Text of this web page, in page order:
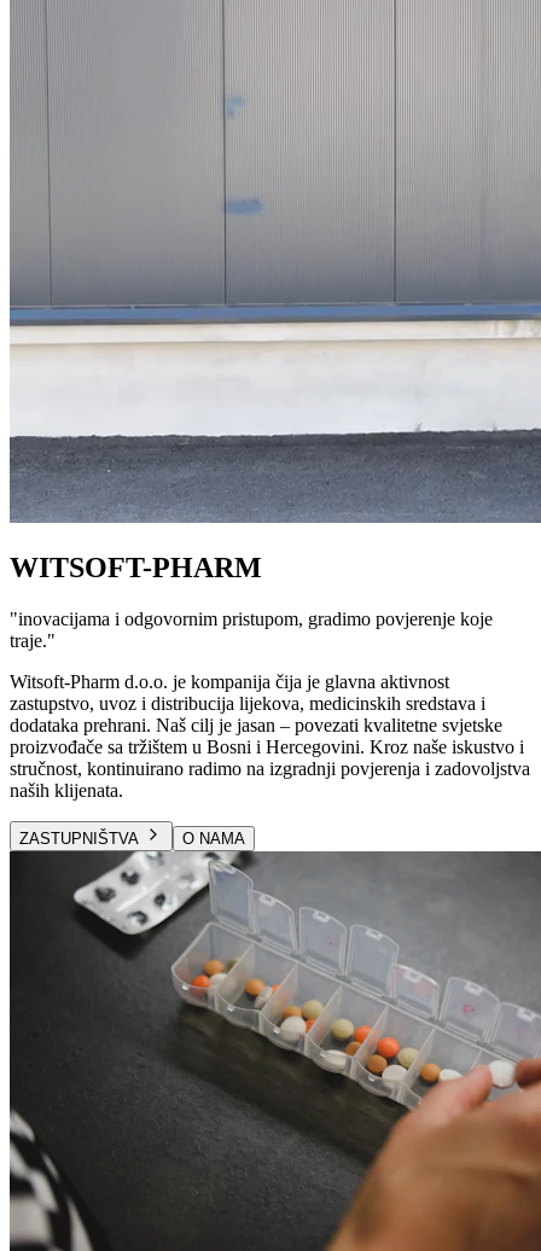
WITSOFT-PHARM
"inovacijama i odgovornim pristupom, gradimo povjerenje koje
traje."
Witsoft-Pharm d.o.o. je kompanija čija je glavna aktivnost
zastupstvo, uvoz i distribucija lijekova, medicinskih sredstava i
dodataka prehrani. Naš cilj je jasan – povezati kvalitetne svjetske
proizvođače sa tržištem u Bosni i Hercegovini. Kroz naše iskustvo i
stručnost, kontinuirano radimo na izgradnji povjerenja i zadovoljstva
naših klijenata.
ZASTUPNIŠTVA O NAMA